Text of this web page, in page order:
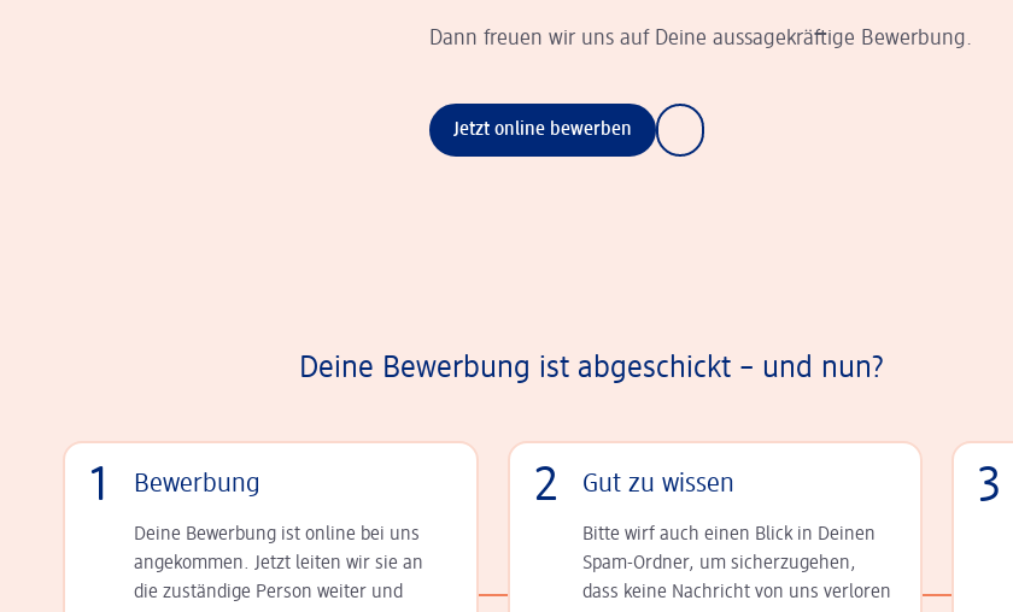
Dann freuen wir uns auf Deine aussagekräftige Bewerbung.
Jetzt online bewerben
Deine Bewerbung ist abgeschickt – und nun?
1 Bewerbung
Deine Bewerbung ist online bei uns
angekommen. Jetzt leiten wir sie an
die zu­stän­dige Person weiter und
2 Gut zu wissen
Bitte wirf auch einen Blick in Deinen
Spam-Ordner, um sicherzugehen,
dass keine Nachricht von uns verloren
3